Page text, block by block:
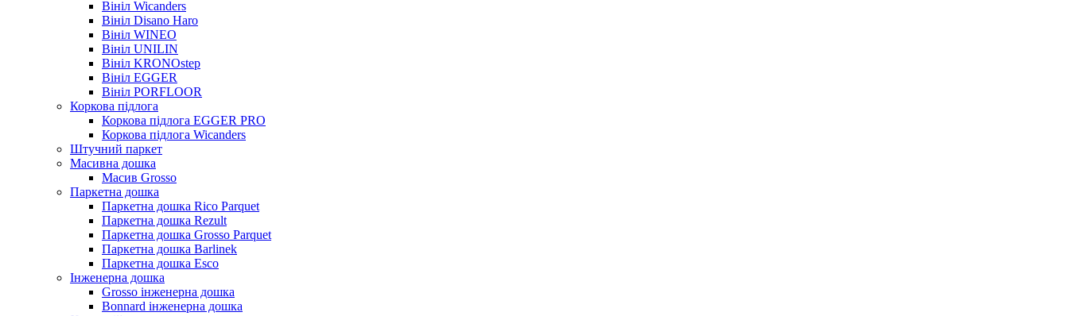
Вініл Wicanders
Вініл Disano Haro
Вініл WINEO
Вініл UNILIN
Вініл KRONOstep
Вініл EGGER
Вініл PORFLOOR
Коркова підлога
Коркова підлога EGGER PRO
Коркова підлога Wicanders
Штучний паркет
Масивна дошка
Масив Grosso
Паркетна дошка
Паркетна дошка Rico Parquet
Паркетна дошка Rezult
Паркетна дошка Grosso Parquet
Паркетна дошка Barlinek
Паркетна дошка Esco
Інженерна дошка
Grosso інженерна дошка
Bonnard інженерна дошка